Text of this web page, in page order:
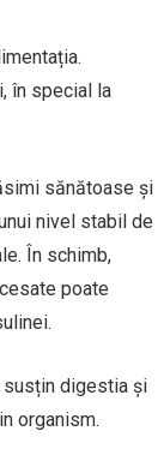
în special la
sănătoase și
nivel stabil de
În schimb,
poate
susțin digestia și
organism.